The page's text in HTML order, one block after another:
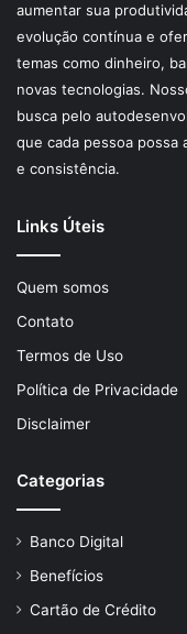
aumentar sua
evolução contínua e
temas como dinheiro,
novas tecnologias.
busca pelo
que cada pessoa possa
e consistência.
Links Úteis
Quem somos
Contato
Termos de Uso
Política de Privacidade
Disclaimer
Categorias
Banco Digital
Benefícios
Cartão de Crédito